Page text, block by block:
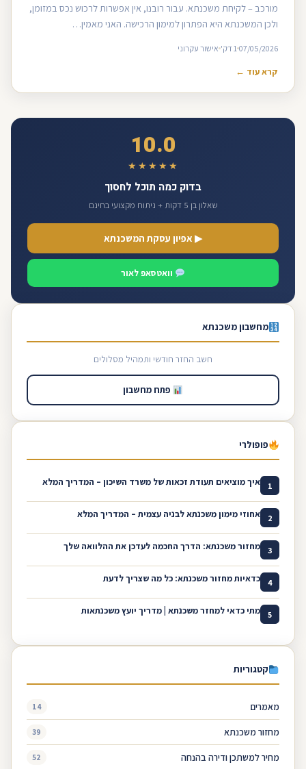
מורכב – לקיחת משכנתא. עבור רובנו, אין אפשרות לרכוש נכס במזומן,
ולכן המשכנתא היא הפתרון למימון הרכישה. האני מאמין…
07/05/2026 1 דק' אישור עקרוני
קרא עוד ←
10.0
★★★★★
בדוק כמה תוכל לחסוך
שאלון בן 5 דקות + ניתוח מקצועי בחינם
▶ אפיון עסקת המשכנתא
וואטסאפ לאור
מחשבון משכנתא
חשב החזר חודשי ותמהיל מסלולים
פתח מחשבון
פופולרי
1 איך מוציאים תעודת זכאות של משרד השיכון – המדריך המלא
2 אחוזי מימון משכנתא לבניה עצמית – המדריך המלא
3 מחזור משכנתא: הדרך החכמה לעדכן את ההלוואה שלך
4 כדאיות מחזור משכנתא: כל מה שצריך לדעת
5 מתי כדאי למחזר משכנתא | מדריך יועץ משכנתאות
קטגוריות
מאמרים 14
מחזור משכנתא 39
מחיר למשתכן ודירה בהנחה 52